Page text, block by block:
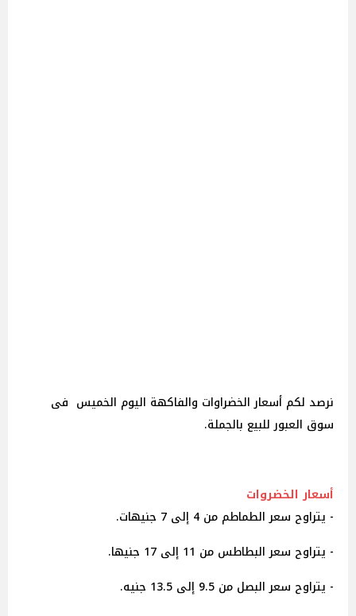
نرصد لكم أسعار الخضراوات والفاكهة اليوم الخميس فى
سوق العبور للبيع بالجملة.
أسعار الخضروات
- يتراوح سعر الطماطم من 4 إلى 7 جنيهات.
- يتراوح سعر البطاطس من 11 إلى 17 جنيها.
- يتراوح سعر البصل من 9.5 إلى 13.5 جنيه.